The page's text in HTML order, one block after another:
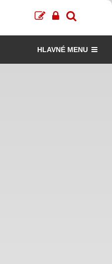
HLAVNÉ MENU